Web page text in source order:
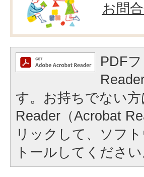
お問
PDF
す。お持ちでない
Reader（Acrobat
リックして、ソフ
トールしてください